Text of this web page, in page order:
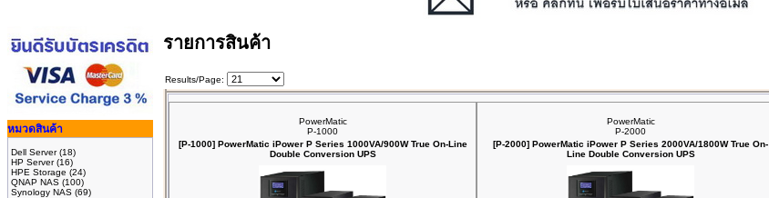
หมวดสินค้า
Dell Server(18)
HP Server(16)
HPE Storage (24)
QNAP NAS (100)
Synology NAS (69)
รายการสินค้า
Results/Page:
PowerMatic
P-1000
[P-1000] PowerMatic iPower P Series 1000VA/900W True On-Line
Double Conversion UPS
PowerMatic
P-2000
[P-2000] PowerMatic iPower P Series 2000VA/1800W True On-
Line Double Conversion UPS